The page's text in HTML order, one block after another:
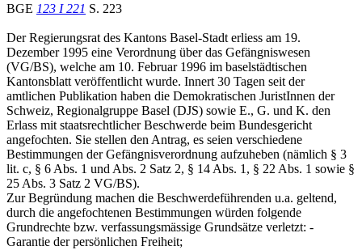
BGE 123 I 221 S. 223
Der Regierungsrat des Kantons Basel-Stadt erliess am 19.
Dezember 1995 eine Verordnung über das Gefängniswesen
(VG/BS), welche am 10. Februar 1996 im baselstädtischen
Kantonsblatt veröffentlicht wurde. Innert 30 Tagen seit der
amtlichen Publikation haben die Demokratischen JuristInnen der
Schweiz, Regionalgruppe Basel (DJS) sowie E., G. und K. den
Erlass mit staatsrechtlicher Beschwerde beim Bundesgericht
angefochten. Sie stellen den Antrag, es seien verschiedene
Bestimmungen der Gefängnisverordnung aufzuheben (nämlich § 3
lit. c, § 6 Abs. 1 und Abs. 2 Satz 2, § 14 Abs. 1, § 22 Abs. 1 sowie §
25 Abs. 3 Satz 2 VG/BS).
Zur Begründung machen die Beschwerdeführenden u.a. geltend,
durch die angefochtenen Bestimmungen würden folgende
Grundrechte bzw. verfassungsmässige Grundsätze verletzt: -
Garantie der persönlichen Freiheit;